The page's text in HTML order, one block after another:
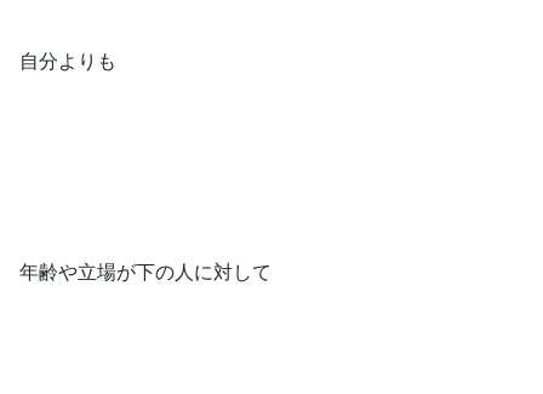
自分よりも
年齢や立場が下の人に対して